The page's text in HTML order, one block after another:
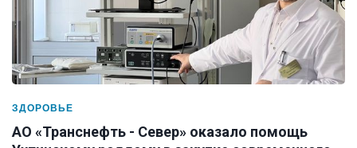
ЗДОРОВЬЕ
АО «Транснефть - Север» оказало помощь